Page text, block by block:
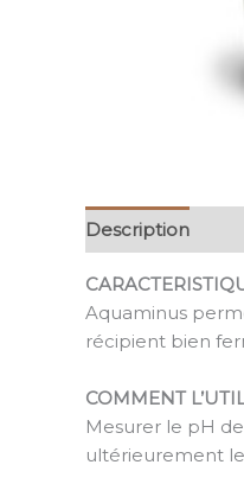
Description
Aquaminus
récipient bien
COMMENT
Mesurer le pH
ultérieurement